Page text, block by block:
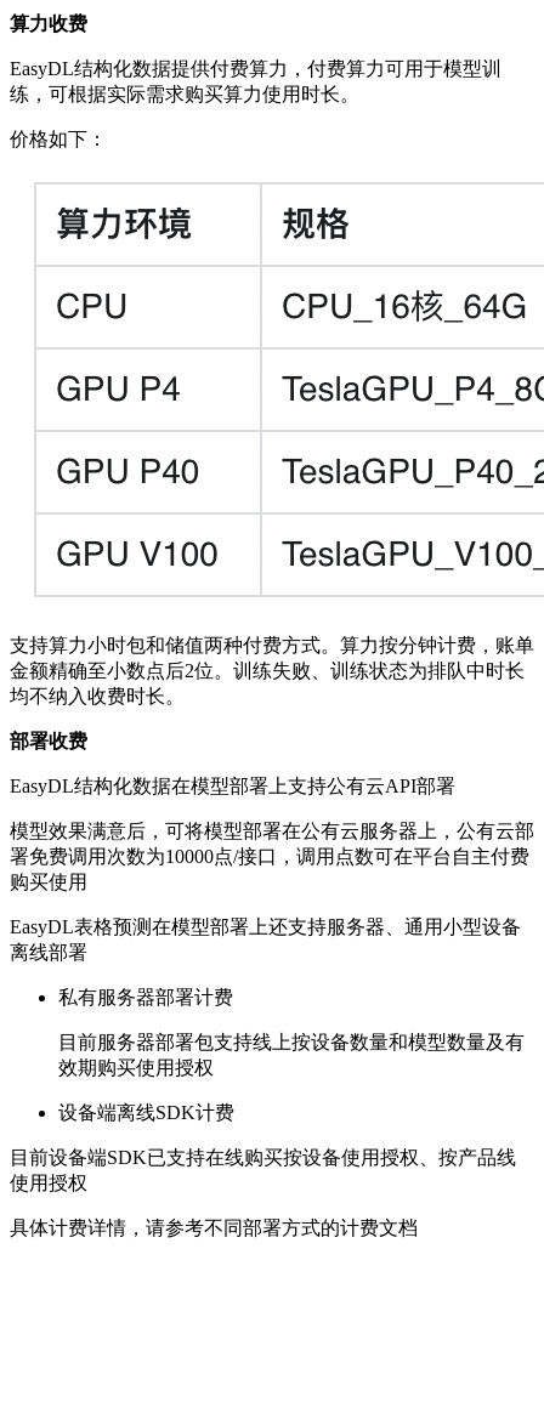
算力收费
EasyDL结构化数据提供付费算力，付费算力可用于模型训
练，可根据实际需求购买算力使用时长。
价格如下：
支持算力小时包和储值两种付费方式。算力按分钟计费，账单
金额精确至小数点后2位。训练失败、训练状态为排队中时长
均不纳入收费时长。
部署收费
EasyDL结构化数据在模型部署上支持公有云API部署
模型效果满意后，可将模型部署在公有云服务器上，公有云部
署免费调用次数为10000点/接口，调用点数可在平台自主付费
购买使用
EasyDL表格预测在模型部署上还支持服务器、通用小型设备
离线部署
私有服务器部署计费
目前服务器部署包支持线上按设备数量和模型数量及有
效期购买使用授权
设备端离线SDK计费
目前设备端SDK已支持在线购买按设备使用授权、按产品线
使用授权
具体计费详情，请参考不同部署方式的计费文档